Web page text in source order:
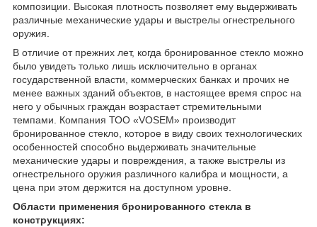
композиции. Высокая плотность позволяет ему выдерживать
различные механические удары и выстрелы огнестрельного
оружия.
В отличие от прежних лет, когда бронированное стекло можно
было увидеть только лишь исключительно в органах
государственной власти, коммерческих банках и прочих не
менее важных зданий объектов, в настоящее время спрос на
него у обычных граждан возрастает стремительными
темпами. Компания ТОО «VOSEM» производит
бронированное стекло, которое в виду своих технологических
особенностей способно выдерживать значительные
механические удары и повреждения, а также выстрелы из
огнестрельного оружия различного калибра и мощности, а
цена при этом держится на доступном уровне.
Области применения бронированного стекла в
конструкциях: